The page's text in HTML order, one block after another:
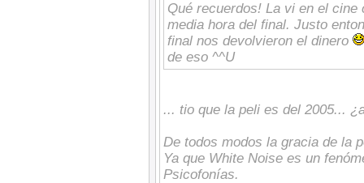
Qué recuerdos! La vi en el cine
media hora del final. Justo
final nos devolvieron el dinero
de eso ^^U
... tio que la peli es del 2005...
De todos modos la gracia de la
Ya que White Noise es un
Psicofonías.